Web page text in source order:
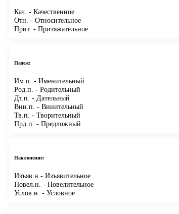
Кач. - Качественное
Отн. - Относительное
Прит. - Притяжательное
Падеж:
Им.п. - Именительный
Род.п. - Родительный
Дт.п. - Дательный
Вин.п. - Винительный
Тв.п. - Творительный
Прд.п. - Предложный
Наклонение:
Изъяв.н - Изъявительное
Повел.н. - Повелительное
Услов.н. - Условное